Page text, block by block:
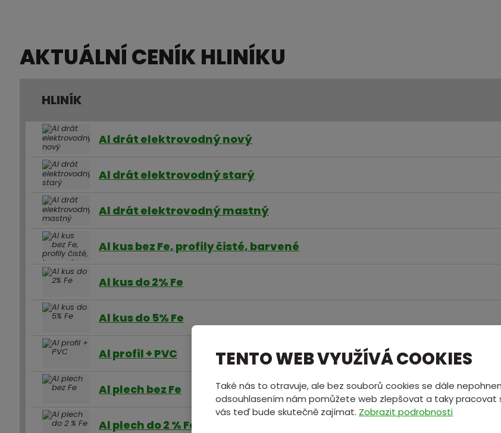
AKTUÁLNÍ CENÍK HLINÍKU
HLINÍK
Al drát elektrovodný nový
Al drát elektrovodný starý
Al drát elektrovodný mastný
Al kus bez Fe, profily čisté, barvené
Al kus do 2% Fe
Al kus do 5% Fe
Al profil + PVC
Al plech bez Fe
Al plech do 2 % Fe
TENTO WEB VYUŽÍVÁ COOKIES
Také nás to otravuje, ale bez souborů cookies se dále
odsouhlasením nám pomůžete web zlepšovat a taky pracovat
vás teď bude skutečně zajímat. Zobrazit podrobnosti